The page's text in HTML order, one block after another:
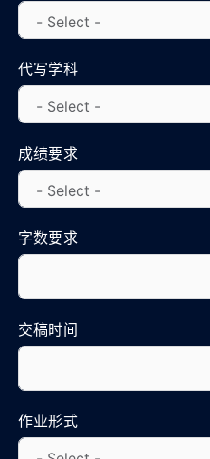
代写学科
成绩要求
字数要求
交稿时间
作业形式